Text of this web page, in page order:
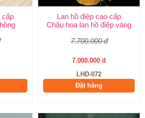
cấp
Lan hồ điệp cao cấp
Chậu hoa lan hồ điệp vàng
7.700.000 đ
7.000.000 đ
LHD-072
Đặt hàng